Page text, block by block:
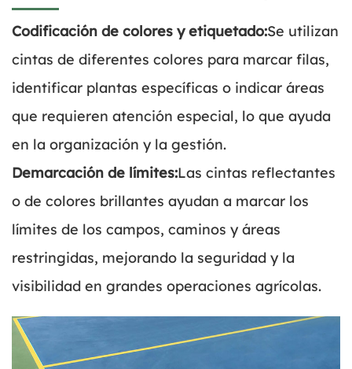
Codificación de colores y etiquetado:Se utilizan
cintas de diferentes colores para marcar filas,
identificar plantas específicas o indicar áreas
que requieren atención especial, lo que ayuda
en la organización y la gestión.
Demarcación de límites:Las cintas reflectantes
o de colores brillantes ayudan a marcar los
límites de los campos, caminos y áreas
restringidas, mejorando la seguridad y la
visibilidad en grandes operaciones agrícolas.